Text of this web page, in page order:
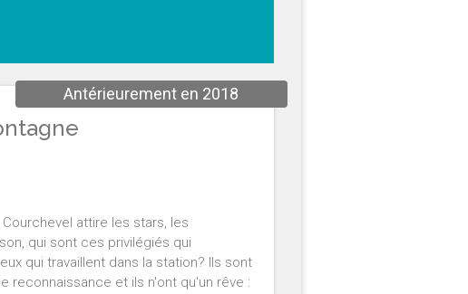
Antérieurement en 2018
attire les stars, les
qui sont ces privilégiés qui
qui travaillent dans la station? Ils sont
reconnaissance et ils n'ont qu'un rêve :